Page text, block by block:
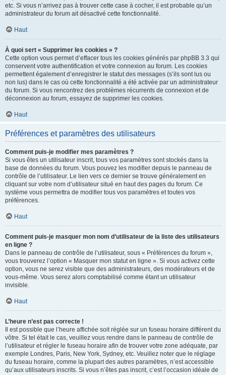
etc. Si vous n’arrivez pas à trouver cette case à cocher, il est probable qu’un
administrateur du forum ait désactivé cette fonctionnalité.
Haut
À quoi sert « Supprimer les cookies » ?
Cette option vous permet d’effacer tous les cookies générés par phpBB 3.3 qui
conservent votre authentification et votre connexion au forum. Les cookies
permettent également d’enregistrer le statut des messages (s’ils sont lus ou
non lus) dans le cas où cette fonctionnalité a été activée par un administrateur
du forum. Si vous rencontrez des problèmes récurrents de connexion et de
déconnexion au forum, essayez de supprimer les cookies.
Haut
Préférences et paramètres des utilisateurs
Comment puis-je modifier mes paramètres ?
Si vous êtes un utilisateur inscrit, tous vos paramètres sont stockés dans la
base de données du forum. Vous pouvez les modifier depuis le panneau de
contrôle de l’utilisateur. Le lien vers ce dernier se trouve généralement en
cliquant sur votre nom d’utilisateur situé en haut des pages du forum. Ce
système vous permettra de modifier tous vos paramètres et toutes vos
préférences.
Haut
Comment puis-je masquer mon nom d’utilisateur de la liste des utilisateurs
en ligne ?
Dans le panneau de contrôle de l’utilisateur, sous « Préférences du forum »,
vous trouverez l’option « Masquer mon statut en ligne ». Si vous activez cette
option, vous ne serez visible que des administrateurs, des modérateurs et de
vous-même. Vous serez alors comptabilisé comme étant un utilisateur
invisible.
Haut
L’heure n’est pas correcte !
Il est possible que l’heure affichée soit réglée sur un fuseau horaire différent du
vôtre. Si tel était le cas, veuillez vous rendre dans le panneau de contrôle de
l’utilisateur et régler le fuseau horaire afin de trouver votre zone adéquate, par
exemple Londres, Paris, New York, Sydney, etc. Veuillez noter que le réglage
du fuseau horaire, comme la plupart des autres paramètres, n’est accessible
qu’aux utilisateurs inscrits. Si vous n’êtes pas inscrit, c’est l’occasion idéale de